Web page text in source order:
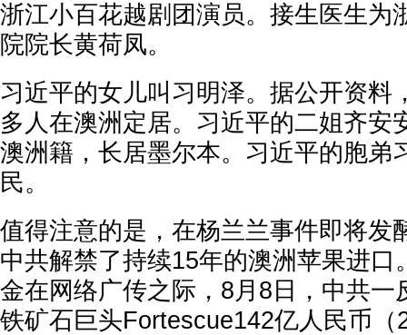
浙江小百花越剧团演员。接生医生为
院院长黄荷凤。
习近平的女儿叫习明泽。据公开资料
多人在澳洲定居。习近平的二姐齐安
澳洲籍，长居墨尔本。习近平的胞弟
民。
值得注意的是，在杨兰兰事件即将发
中共解禁了持续15年的澳洲苹果进口
金在网络广传之际，8月8日，中共一
铁矿石巨头Fortescue142亿人民币（